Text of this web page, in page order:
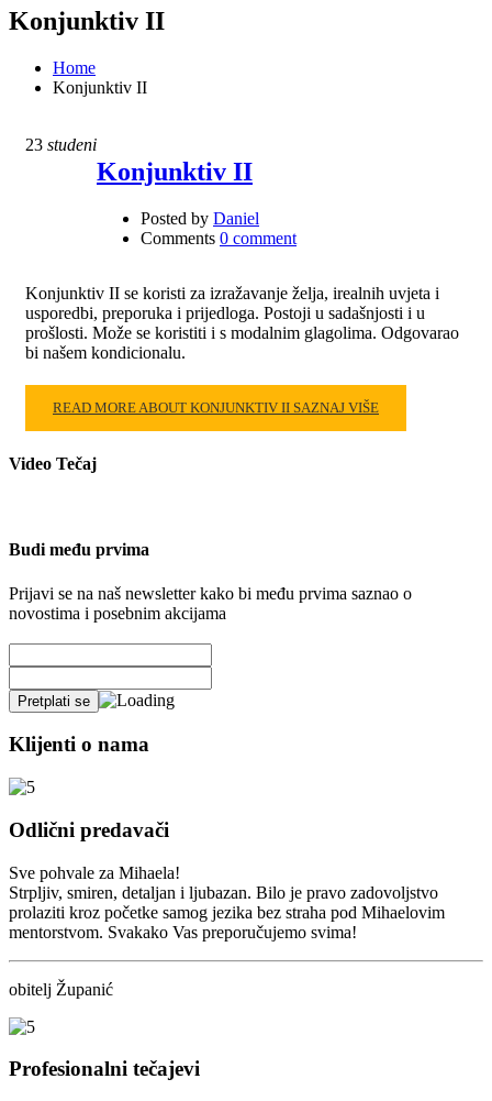
Konjunktiv II
Home
Konjunktiv II
23 studeni
Konjunktiv II
Posted by Daniel
Comments 0 comment
Konjunktiv II se koristi za izražavanje želja, irealnih uvjeta i
usporedbi, preporuka i prijedloga. Postoji u sadašnjosti i u
prošlosti. Može se koristiti i s modalnim glagolima. Odgovarao
bi našem kondicionalu.
READ MORE ABOUT KONJUNKTIV II SAZNAJ VIŠE
Video Tečaj
Budi među prvima
Prijavi se na naš newsletter kako bi među prvima saznao o
novostima i posebnim akcijama
Klijenti o nama
Odlični predavači
Sve pohvale za Mihaela!
Strpljiv, smiren, detaljan i ljubazan. Bilo je pravo zadovoljstvo
prolaziti kroz početke samog jezika bez straha pod Mihaelovim
mentorstvom. Svakako Vas preporučujemo svima!
obitelj Županić
Profesionalni tečajevi